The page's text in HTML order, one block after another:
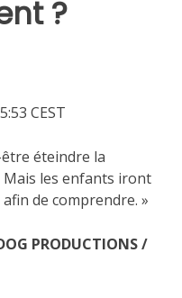
?
CEST
éteindre la
les enfants iront
de comprendre. »
PRODUCTIONS /